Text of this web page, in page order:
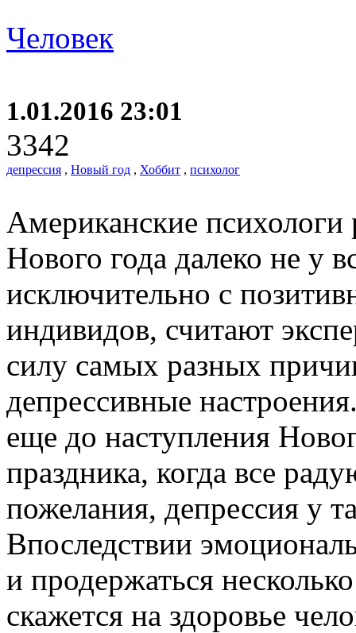
Человек
1.01.2016 23:01
3342
депрессия , Новый год , Хоббит , психолог
Американские психологи
Нового года далеко не у
исключительно с
индивидов, считают
силу самых разных
депрессивные
еще до наступления
праздника, когда все
пожелания, депрессия у
Впоследствии
и продержаться
скажется на здоровье